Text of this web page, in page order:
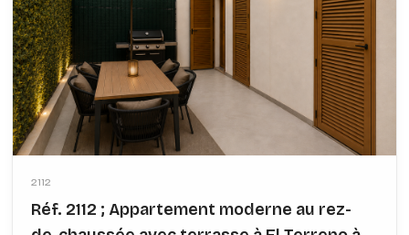
2112
Réf. 2112 ; Appartement moderne au rez-